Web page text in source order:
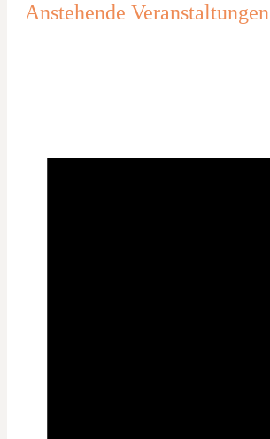
Anstehende Veranstaltungen